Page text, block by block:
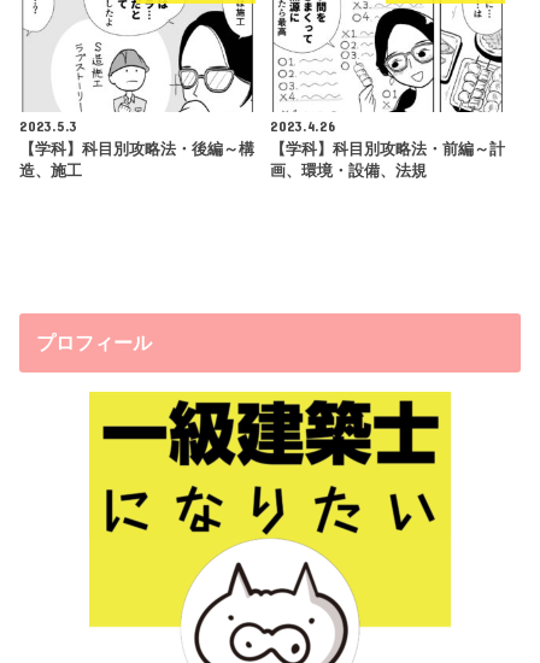
2023.5.3
【学科】科目別攻略法・後編～構
造、施工
2023.4.26
【学科】科目別攻略法・前編～計
画、環境・設備、法規
プロフィール